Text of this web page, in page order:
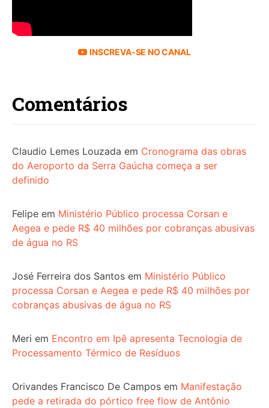
INSCREVA-SE NO CANAL
Comentários
Claudio Lemes Louzada em Cronograma das obras
do Aeroporto da Serra Gaúcha começa a ser
definido
Felipe em Ministério Público processa Corsan e
Aegea e pede R$ 40 milhões por cobranças abusivas
de água no RS
José Ferreira dos Santos em Ministério Público
processa Corsan e Aegea e pede R$ 40 milhões por
cobranças abusivas de água no RS
Meri em Encontro em Ipê apresenta Tecnologia de
Processamento Térmico de Resíduos
Orivandes Francisco De Campos em Manifestação
pede a retirada do pórtico free flow de Antônio